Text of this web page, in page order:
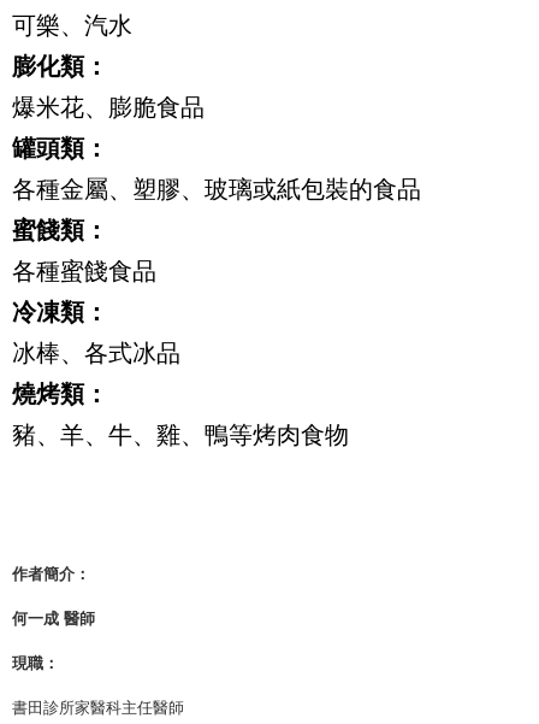
可樂、汽水
膨化類：
爆米花、膨脆食品
罐頭類：
各種金屬、塑膠、玻璃或紙包裝的食品
蜜餞類：
各種蜜餞食品
冷凍類：
冰棒、各式冰品
燒烤類：
豬、羊、牛、雞、鴨等烤肉食物
作者簡介：
何一成 醫師
現職：
書田診所家醫科主任醫師